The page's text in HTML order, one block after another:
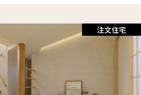
注文住宅